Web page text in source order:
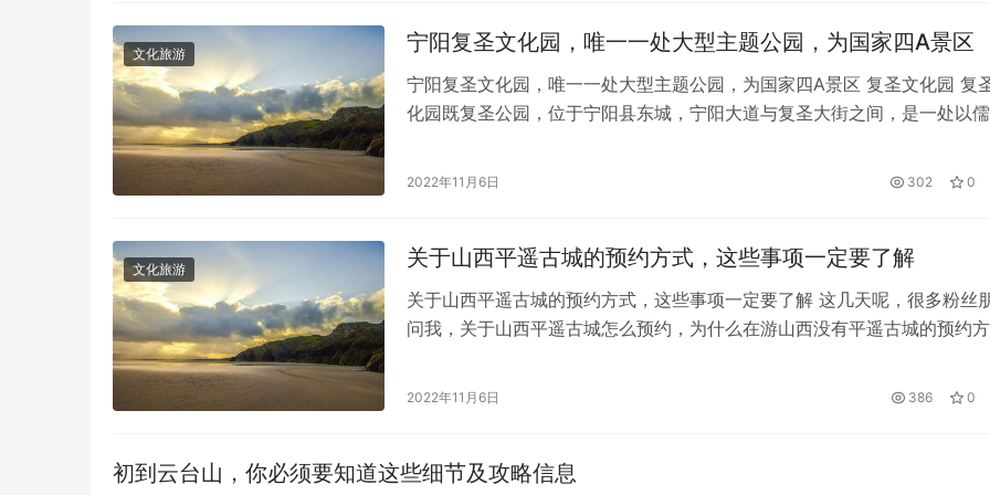
文化旅游 宁阳复圣文化园，唯一一处大型主题公园，为国家四A景区
宁阳复圣文化园，唯一一处大型主题公园，为国家四A景区 复圣文化园 复
化园既复圣公园，位于宁阳县东城，宁阳大道与复圣大街之间，是一处以儒
2022年11月6日 302 0
文化旅游 关于山西平遥古城的预约方式，这些事项一定要了解
关于山西平遥古城的预约方式，这些事项一定要了解 这几天呢，很多粉丝
问我，关于山西平遥古城怎么预约，为什么在游山西没有平遥古城的预约方
2022年11月6日 386 0
初到云台山，你必须要知道这些细节及攻略信息